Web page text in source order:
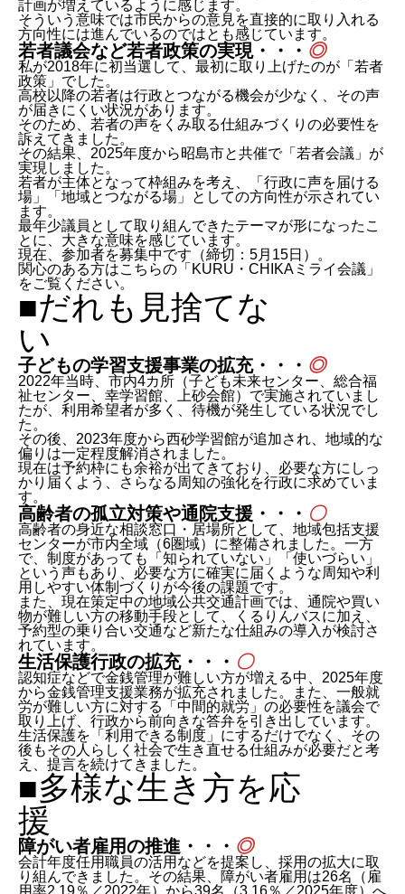
計画が増えているように感じます。
そういう意味では市民からの意見を直接的に取り入れる
方向性には進んでいるのではとも感じています。
若者議会など若者政策の実現・・・ ◎
私が2018年に初当選して、最初に取り上げたのが「若者
政策」でした。
高校以降の若者は行政とつながる機会が少なく、その声
が届きにくい状況があります。
そのため、若者の声をくみ取る仕組みづくりの必要性を
訴えてきました。
その結果、2025年度から昭島市と共催で「若者会議」が
実現しました。
若者が主体となって枠組みを考え、「行政に声を届ける
場」「地域とつながる場」としての方向性が示されてい
ます。
最年少議員として取り組んできたテーマが形になったこ
とに、大きな意味を感じています。
現在、参加者を募集中です（締切：5月15日）。
関心のある方はこちらの「KURU・CHIKAミライ会議」
をご覧ください。
■だれも見捨てな
子どもの学習支援事業の拡充・・・ ◎
2022年当時、市内4カ所（子ども未来センター、総合福
祉センター、幸学習館、上砂会館）で実施されていまし
たが、利用希望者が多く、待機が発生している状況でし
た。
その後、2023年度から西砂学習館が追加され、地域的な
偏りは一定程度解消されました。
現在は予約枠にも余裕が出てきており、必要な方にしっ
かり届くよう、さらなる周知の強化を行政に求めていま
す。
高齢者の孤立対策や通院支援・・・ 〇
高齢者の身近な相談窓口・居場所として、地域包括支援
センターが市内全域（6圏域）に整備されました。一方
で、制度があっても「知られていない」「使いづらい」
という声もあり、必要な方に確実に届くような周知や利
用しやすい体制づくりが今後の課題です。
また、現在策定中の地域公共交通計画では、通院や買い
物が難しい方の移動手段として、くるりんバスに加え、
予約型の乗り合い交通など新たな仕組みの導入が検討さ
れています。
生活保護行政の拡充・・・ 〇
認知症などで金銭管理が難しい方が増える中、2025年度
から金銭管理支援業務が拡充されました。また、一般就
労が難しい方に対する「中間的就労」の必要性を議会で
取り上げ、行政から前向きな答弁を引き出しています。
生活保護を「利用できる制度」にするだけでなく、その
後もその人らしく社会で生き直せる仕組みが必要だと考
え、提言を続けてきました。
■多様な生き方を応
障がい者雇用の推進・・・ ◎
会計年度任用職員の活用などを提案し、採用の拡大に取
り組んできました。その結果、障がい者雇用は26名（雇